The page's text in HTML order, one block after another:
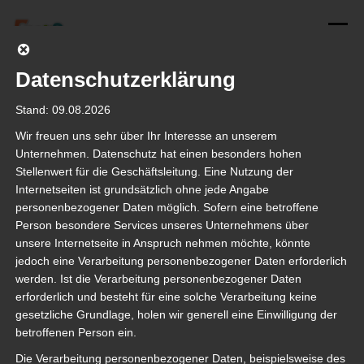
Inhalt
FERIENSPIELE MIT FEONA
TUTORIALS FERIENFEE DATENSCHUTZ
REFERENZEN KONTAKT
FEEDBACKTREFFEN #2 (ONLINE)
FEONA Feedbacktreffen #2 (Online)
Datum und Uhrzeit
20.11.2020
10:00 - 12:00 Uhr
Beschreibung
Wir freuen uns auf Ihr Feedback!
Gerne möchten wir uns mit Ihnen persönlich austauschen. Wie konnten
Ideen und Verbesserungsvorschläge gibt es für das nächste Jahr? Die
Datenschutzerklärung
Stand: 09.08.2026
Wir freuen uns sehr über Ihr Interesse an unserem
Unternehmen. Datenschutz hat einen besonders hohen
Stellenwert für die Geschäftsleitung. Eine Nutzung der
Internetseiten ist grundsätzlich ohne jede Angabe
personenbezogener Daten möglich. Sofern eine betroffene
Person besondere Services unseres Unternehmens über
unsere Internetseite in Anspruch nehmen möchte, könnte
jedoch eine Verarbeitung personenbezogener Daten erforderlich
werden. Ist die Verarbeitung personenbezogener Daten
erforderlich und besteht für eine solche Verarbeitung keine
gesetzliche Grundlage, holen wir generell eine Einwilligung der
betroffenen Person ein.
Die Verarbeitung personenbezogener Daten, beispielsweise des